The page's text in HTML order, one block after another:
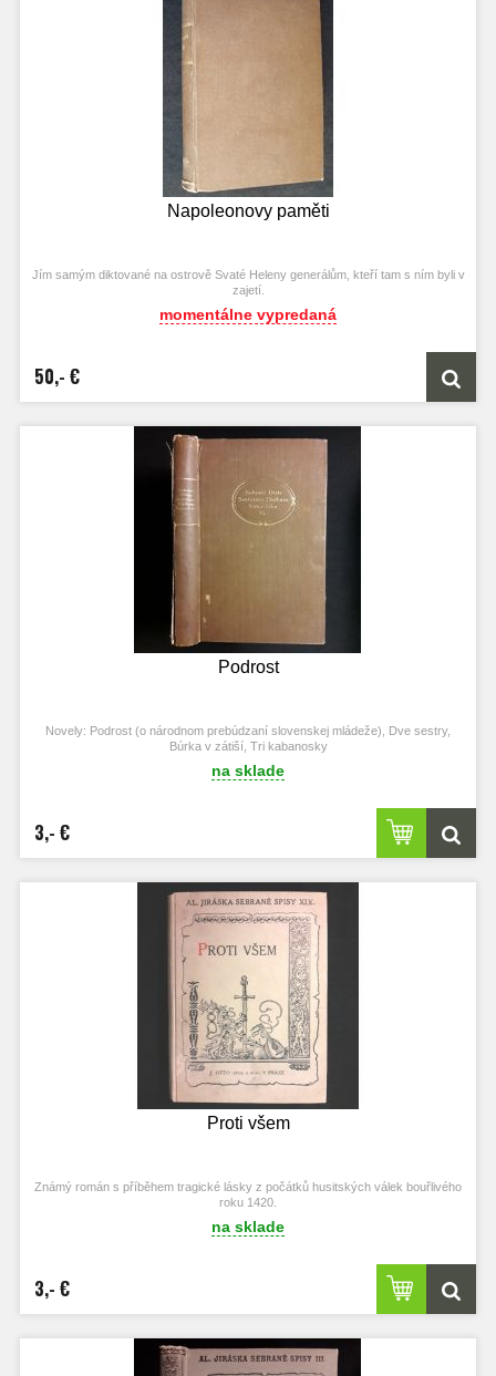
Napoleonovy paměti
Jím samým diktované na ostrově Svaté Heleny generálům, kteří tam s ním byli v
zajetí.
momentálne vypredaná
50,- €
Podrost
Novely: Podrost (o národnom prebúdzaní slovenskej mládeže), Dve sestry,
Búrka v zátiší, Tri kabanosky
na sklade
3,- €
Proti všem
Známý román s příběhem tragické lásky z počátků husitských válek bouřlivého
roku 1420.
na sklade
3,- €